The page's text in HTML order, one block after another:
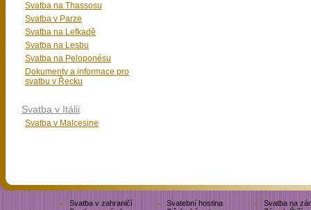
Svatba na Thassosu
Svatba v Parze
Svatba na Lefkadě
Svatba na Lesbu
Svatba na Peloponésu
Dokumenty a informace pro
svatbu v Řecku
Svatba v Itálii
Svatba v Malcesine
Svatba v zahraničí Svatební hostina
Svatba na